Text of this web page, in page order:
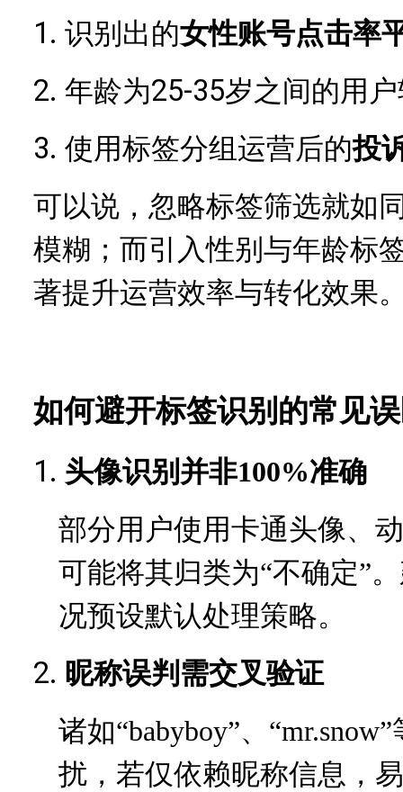
1. 识别出的女性账号点击率
2. 年龄为25-35岁之间的用
3. 使用标签分组运营后的投
可以说，忽略标签筛选就如
模糊；而引入性别与年龄标
著提升运营效率与转化效果
如何避开标签识别的常见
1. 头像识别并非100%准确
部分用户使用卡通头像、
可能将其归类为“不确定”
况预设默认处理策略。
2. 昵称误判需交叉验证
诸如“babyboy”、
扰，若仅依赖昵称信息，